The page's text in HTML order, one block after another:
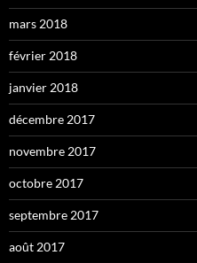
mars 2018
février 2018
janvier 2018
décembre 2017
novembre 2017
octobre 2017
septembre 2017
août 2017